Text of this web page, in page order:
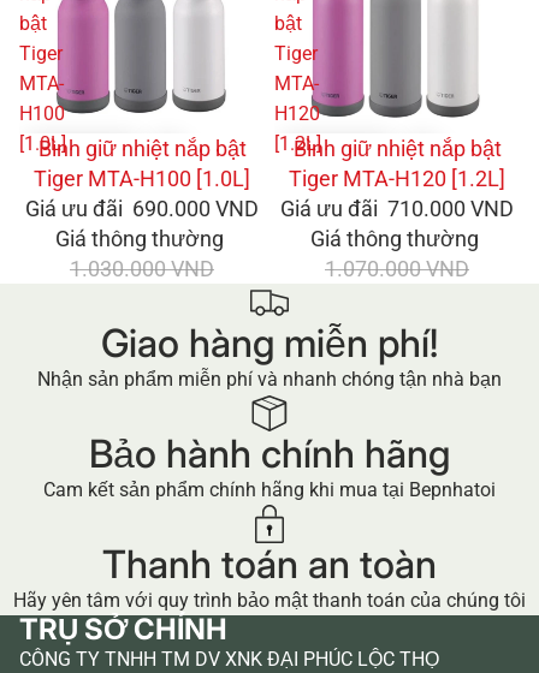
bật
Tiger
MTA-
H100
[1.0L]
GIẢM GIÁ
Bình giữ nhiệt nắp bật
Tiger MTA-H100 [1.0L]
Giá ưu đãi 690.000 VND
Giá thông thường
1.030.000 VND
bật
Tiger
MTA-
H120
[1.2L]
GIẢM GIÁ
Bình giữ nhiệt nắp bật
Tiger MTA-H120 [1.2L]
Giá ưu đãi 710.000 VND
Giá thông thường
1.070.000 VND
Giao hàng miễn phí!
Nhận sản phẩm miễn phí và nhanh chóng tận nhà bạn
Bảo hành chính hãng
Cam kết sản phẩm chính hãng khi mua tại Bepnhatoi
Thanh toán an toàn
Hãy yên tâm với quy trình bảo mật thanh toán của chúng tôi
TRỤ SỞ CHÍNH
CÔNG TY TNHH TM DV XNK ĐẠI PHÚC LỘC THỌ